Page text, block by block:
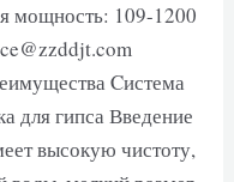
мощность: 109-1200
Cистема
для гипса Введение
высокую чистоту,